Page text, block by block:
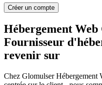
Créer un compte
Hébergement
Fournisseur
revenir sur
Chez Glomulser Hébergement